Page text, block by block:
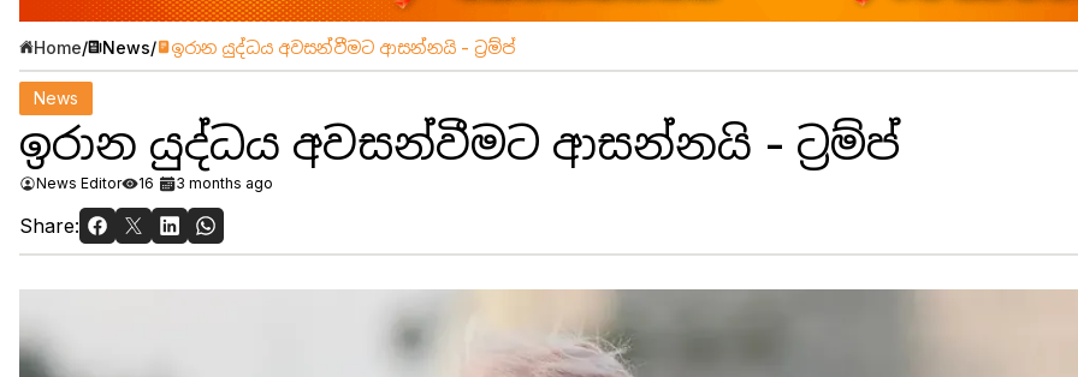
Home/ News/ ඉරාන යුද්ධය අවසන්වීමට ආසන්නයි - ට්‍රම්ප්
News
ඉරාන යුද්ධය අවසන්වීමට ආසන්නයි - ට්‍රම්ප්
News Editor 16 3 months ago
Share: